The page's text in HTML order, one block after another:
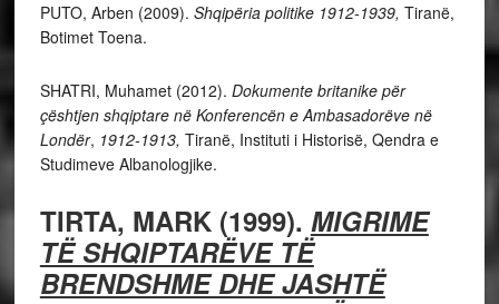
PUTO, Arben (2009). Shqipëria politike 1912-1939, Tiranë,
Botimet Toena.
SHATRI, Muhamet (2012). Dokumente britanike për
çështjen shqiptare në Konferencën e Ambasadorëve në
Londër, 1912-1913, Tiranë, Instituti i Historisë, Qendra e
Studimeve Albanologjike.
TIRTA, MARK (1999). MIGRIME
TË SHQIPTARËVE TË
BRENDSHME DHE JASHTË